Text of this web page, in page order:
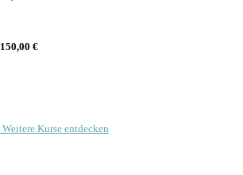
150,00 €
Weitere Kurse entdecken